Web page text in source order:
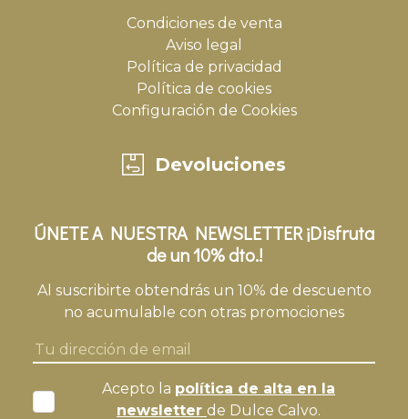
Condiciones de venta
Aviso legal
Política de privacidad
Política de cookies
Configuración de Cookies
Devoluciones
ÚNETE A NUESTRA NEWSLETTER ¡Disfruta
de un 10% dto.!
Al suscribirte obtendrás un 10% de descuento
no acumulable con otras promociones
Acepto la política de alta en la
newsletter de Dulce Calvo.